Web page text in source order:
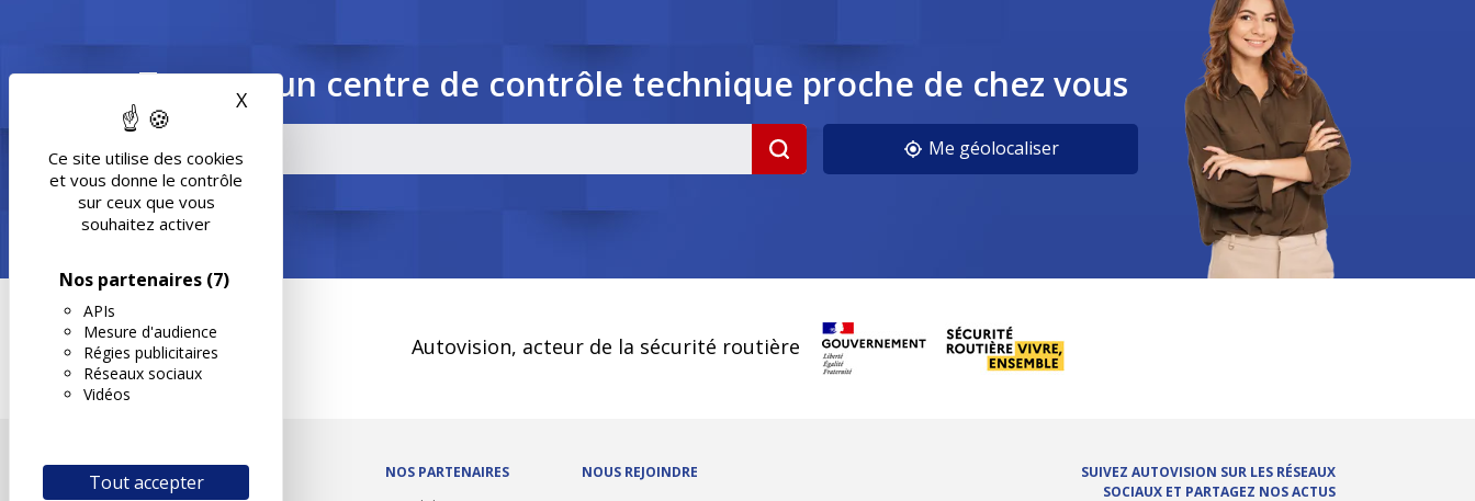
Ce site utilise des cookies
et vous donne le contrôle
sur ceux que vous
souhaitez activer
Nos partenaires (7)
APIs
Mesure d'audience
Régies publicitaires
Réseaux sociaux
Vidéos
Tout accepter
X Masquer le bandeau des cookies
Trouvez un centre de contrôle technique proche de chez vous
Me géolocaliser
Autovision, acteur de la sécurité routière
NOS PARTENAIRES
NOUS REJOINDRE
SUIVEZ AUTOVISION SUR LES RÉSEAUX
SOCIAUX ET PARTAGEZ NOS ACTUS